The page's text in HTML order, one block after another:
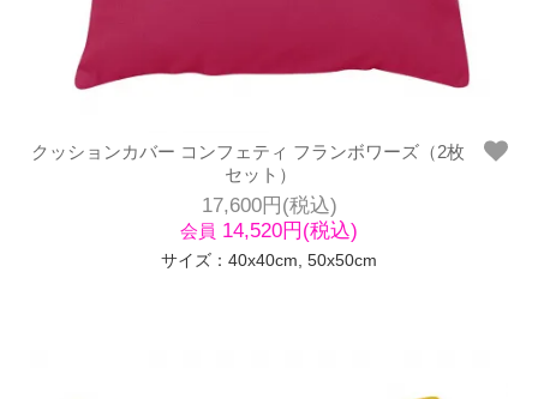
クッションカバー コンフェティ フランボワーズ（2枚
セット）
17,600円(税込)
会員 14,520円(税込)
サイズ：40x40cm, 50x50cm